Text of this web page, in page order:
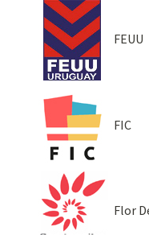
FEUU
FIC
Flor